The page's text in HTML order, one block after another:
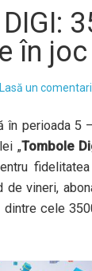
în joc
Lasă un
în perioada 5
„Tombole
de vineri,
dintre cele